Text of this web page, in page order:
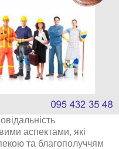
аспектами, які
та благополуччям